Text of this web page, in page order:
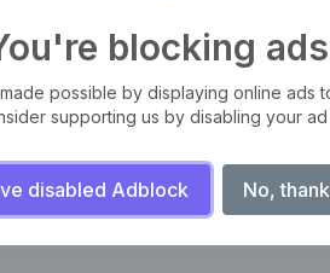
blocking ads
possible by displaying online ads
supporting us by disabling your
disabled Adblock No,